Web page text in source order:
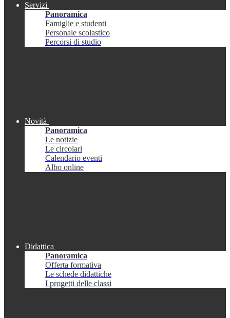
Servizi
Panoramica
Famiglie e studenti
Personale scolastico
Percorsi di studio
Novità
Panoramica
Le notizie
Le circolari
Calendario eventi
Albo online
Didattica
Panoramica
Offerta formativa
Le schede didattiche
I progetti delle classi